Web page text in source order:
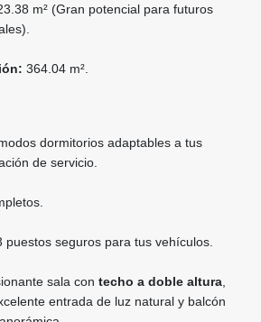
m² (Gran potencial para futuros
364.04 m².
dormitorios adaptables a tus
de servicio.
puestos seguros para tus vehículos.
sala con techo a doble altura
entrada de luz natural y balcón